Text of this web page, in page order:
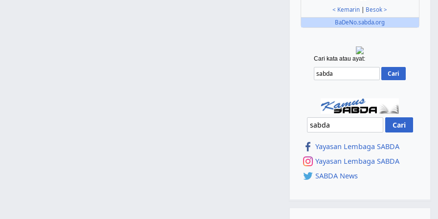
< Kemarin
Besok >
BaDeNo.sabda.org
Cari kata atau ayat:
Yayasan Lembaga SABDA
Yayasan Lembaga SABDA
SABDA News